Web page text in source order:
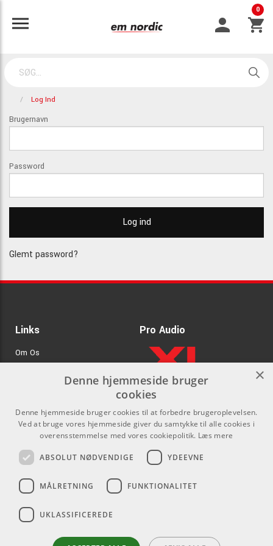
0
Log Ind
Brugernavn
Password
Glemt password?
Links
Om Os
GDPR & Cookies
Pro Audio
.
Kontakt
Som privatperson kan du ikke
købe på denne hjemmeside, alt
forhandlere.
info@emnordic.dk
Sociale medier
×
Denne hjemmeside bruger
cookies
Denne hjemmeside bruger cookies til at forbedre brugeroplevelsen.
Ved at bruge vores hjemmeside giver du samtykke til alle cookies i
overensstemmelse med vores cookiepolitik. Læs mere
ABSOLUT NØDVENDIGE YDEEVNE
MÅLRETNING FUNKTIONALITET
UKLASSIFICEREDE